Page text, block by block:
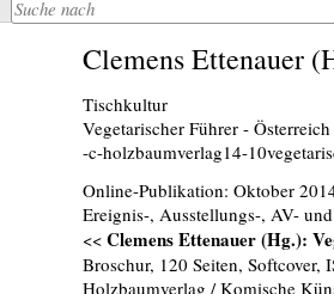
Clemens Ettenauer
Tischkultur
Vegetarischer Führer - Österreich
-c-holzbaumverlag14-
Online-Publikation: Oktober
Ereignis-, Ausstellungs-, AV-
<< Clemens Ettenauer (Hg.):
Broschur, 120 Seiten,
Holzbaumverlag / Komische